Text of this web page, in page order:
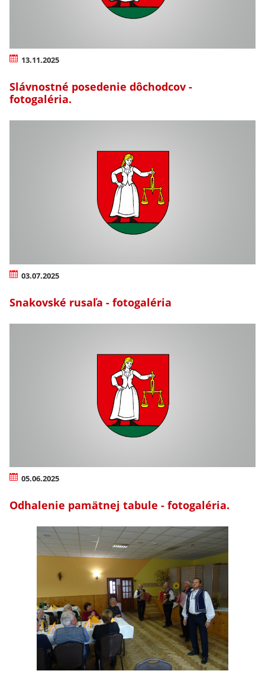
13.11.2025
Slávnostné posedenie dôchodcov -
fotogaléria.
03.07.2025
Snakovské rusaľa - fotogaléria
05.06.2025
Odhalenie pamätnej tabule - fotogaléria.